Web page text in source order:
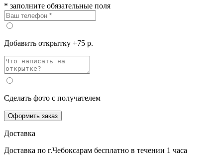
* заполните обязательные поля
Добавить открытку +75 р.
Сделать фото с получателем
Оформить заказ
Доставка
Доставка по г.Чебоксарам бесплатно в течении 1 часа